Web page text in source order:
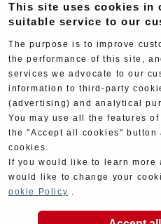
Hideo Yoshimura
Yoshimura History
Yoshimura TV
Web Articles
This site uses cookies in
suitable service to our
The purpose is to improve
the performance of this site,
services we advocate to our
information to third-party
(advertising) and analytical
You may use all the features
the "Accept all cookies"
cookies.
If you would like to learn
would like to change your
ookie Policy .